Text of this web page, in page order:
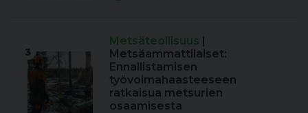
3
Metsäteollisuus |
Metsäammattilaiset:
Ennallistamisen
työvoimahaasteeseen
ratkaisua metsurien
osaamisesta